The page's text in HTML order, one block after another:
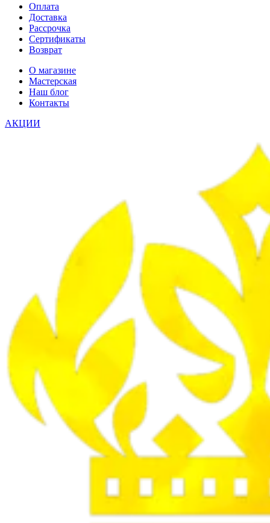
Оплата
Доставка
Рассрочка
Сертификаты
Возврат
О магазине
Мастерская
Наш блог
Контакты
АКЦИИ